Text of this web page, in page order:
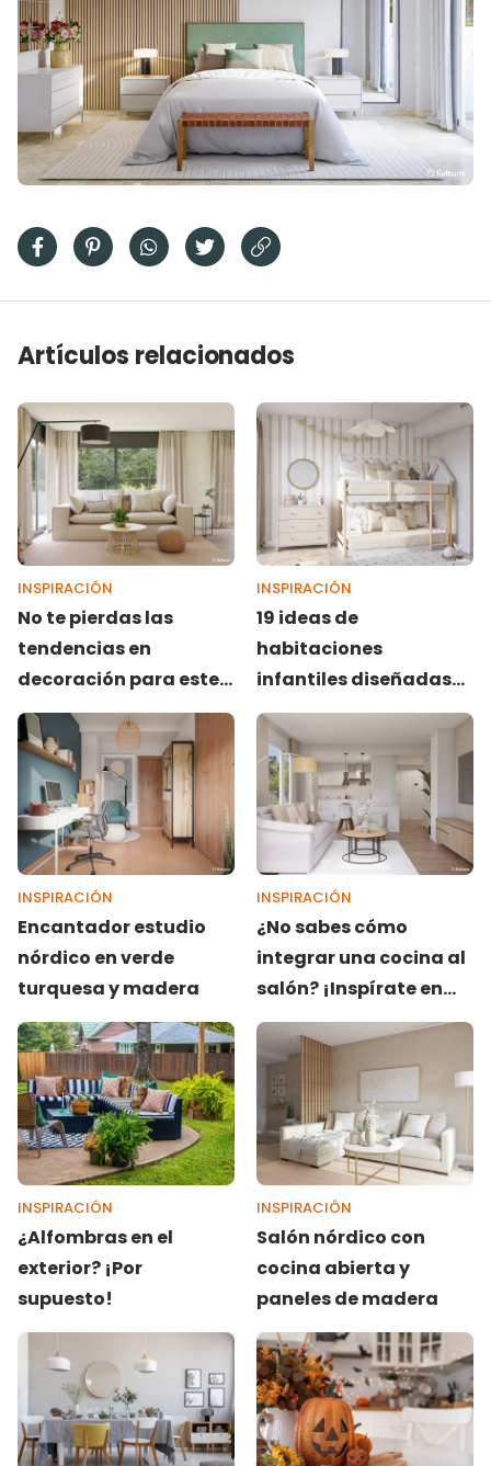
Artículos relacionados
INSPIRACIÓN
No te pierdas las
tendencias en
decoración para este
verano 2024
INSPIRACIÓN
19 ideas de
habitaciones
infantiles diseñadas
por Livitum que te van
a enamorar
INSPIRACIÓN
Encantador estudio
nórdico en verde
turquesa y madera
INSPIRACIÓN
¿No sabes cómo
integrar una cocina al
salón? ¡Inspírate en
estos dos ejemplos!
INSPIRACIÓN
¿Alfombras en el
exterior? ¡Por
supuesto!
INSPIRACIÓN
Salón nórdico con
cocina abierta y
paneles de madera